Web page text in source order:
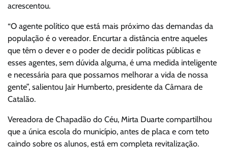
acrescentou.
“O agente político que está mais próximo das demandas da
população é o vereador. Encurtar a distância entre aqueles
que têm o dever e o poder de decidir políticas públicas e
esses agentes, sem dúvida alguma, é uma medida inteligente
e necessária para que possamos melhorar a vida de nossa
gente”, salientou Jair Humberto, presidente da Câmara de
Catalão.
Vereadora de Chapadão do Céu, Mirta Duarte compartilhou
que a única escola do município, antes de placa e com teto
caindo sobre os alunos, está em completa revitalização.